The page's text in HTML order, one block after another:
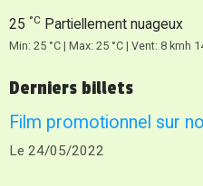
25 °C Partiellement nuageux
Min: 25 °C | Max: 25 °C | Vent: 8 kmh
Derniers billets
Film promotionnel sur
Le 24/05/2022